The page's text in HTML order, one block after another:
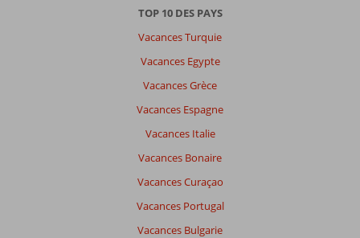
TOP 10 DES PAYS
Vacances Turquie
Vacances Egypte
Vacances Grèce
Vacances Espagne
Vacances Italie
Vacances Bonaire
Vacances Curaçao
Vacances Portugal
Vacances Bulgarie